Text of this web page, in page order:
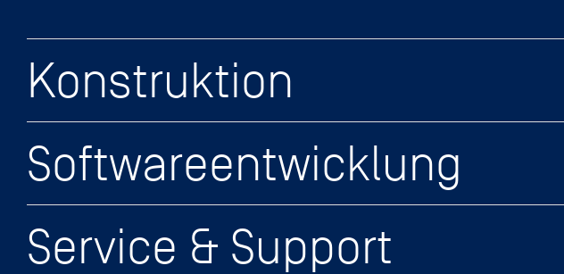
Konstruktion
Softwareentwicklung
Service & Support